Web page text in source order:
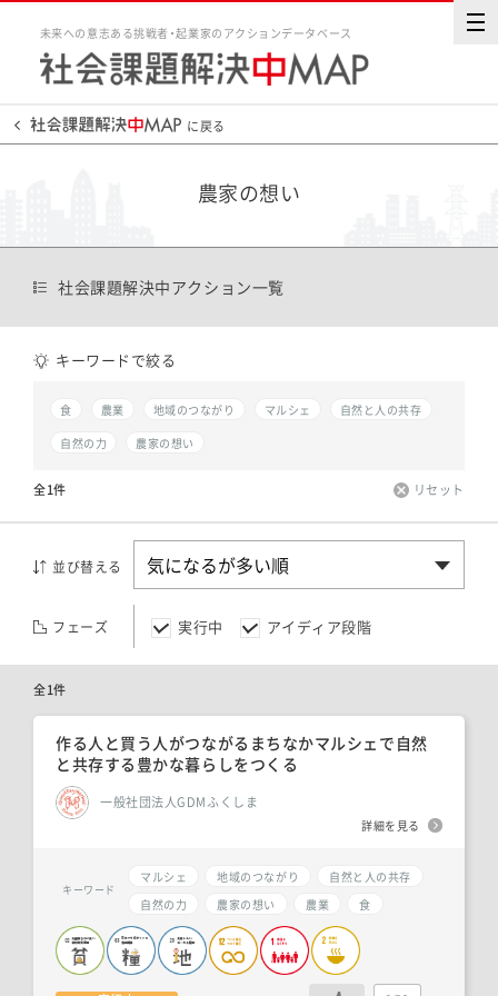
未来への意志ある挑戦者・起業家のアクションデータベース
に戻る
農家の想い
社会課題解決中アクション一覧
キーワードで絞る
食 農業 地域のつながり マルシェ
自然と人の共存
自然の力
農家の想い
全1件 リセット
並び替える
フェーズ 実行中 アイディア段階
全1件
作る人と買う人がつながるまちなかマルシェで自然
と共存する豊かな暮らしをつくる
一般社団法人GDMふくしま
詳細を見る
キーワード
マルシェ 地域のつながり
自然と人の共存
自然の力
農家の想い 農業 食